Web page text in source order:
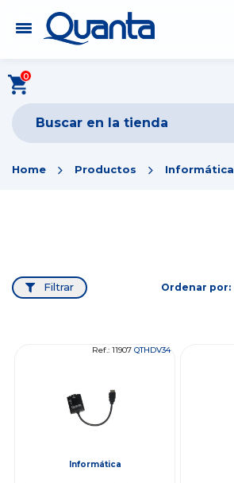
0
Home Productos Informática
Ordenar por:
Filtrar
Ref.: 11907 QTHDV34
Informática